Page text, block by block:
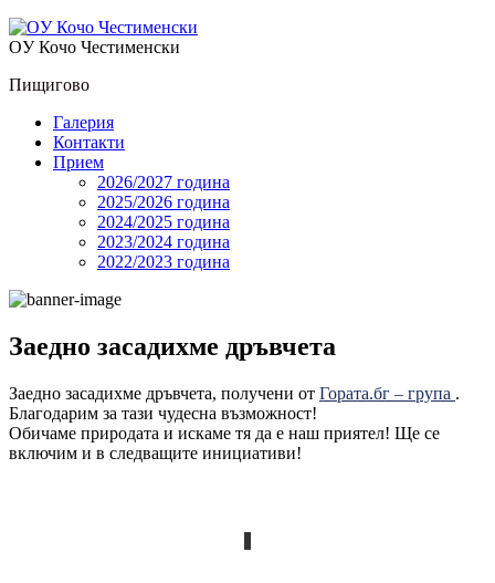
OУ Кочо Чeстименски
Пищигово
Галерия
Контакти
Прием
2026/2027 година
2025/2026 година
2024/2025 годинa
2023/2024 година
2022/2023 година
Заедно засадихме дръвчета
Заедно засадихме дръвчета, получени от Гората.бг – група .
Благодарим за тази чудесна възможност!
Обичаме природата и искаме тя да е наш приятел! Ще се
включим и в следващите инициативи!